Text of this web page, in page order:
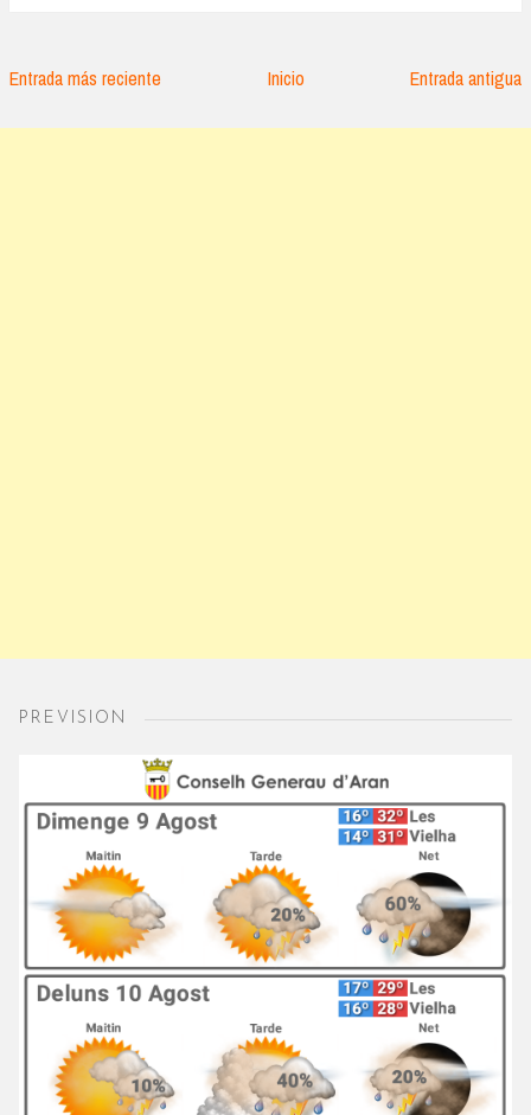
Entrada más reciente Entrada antigua
Inicio
PREVISION